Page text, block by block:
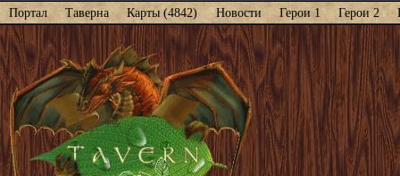
Портал Таверна Карты (4842) Новости Герои 1 Герои 2